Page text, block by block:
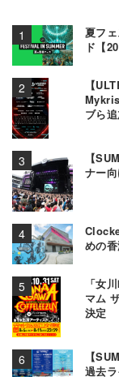
夏フ
ド【
【
ブら
【
ナー
めの
「女
マム
決定
【
過去